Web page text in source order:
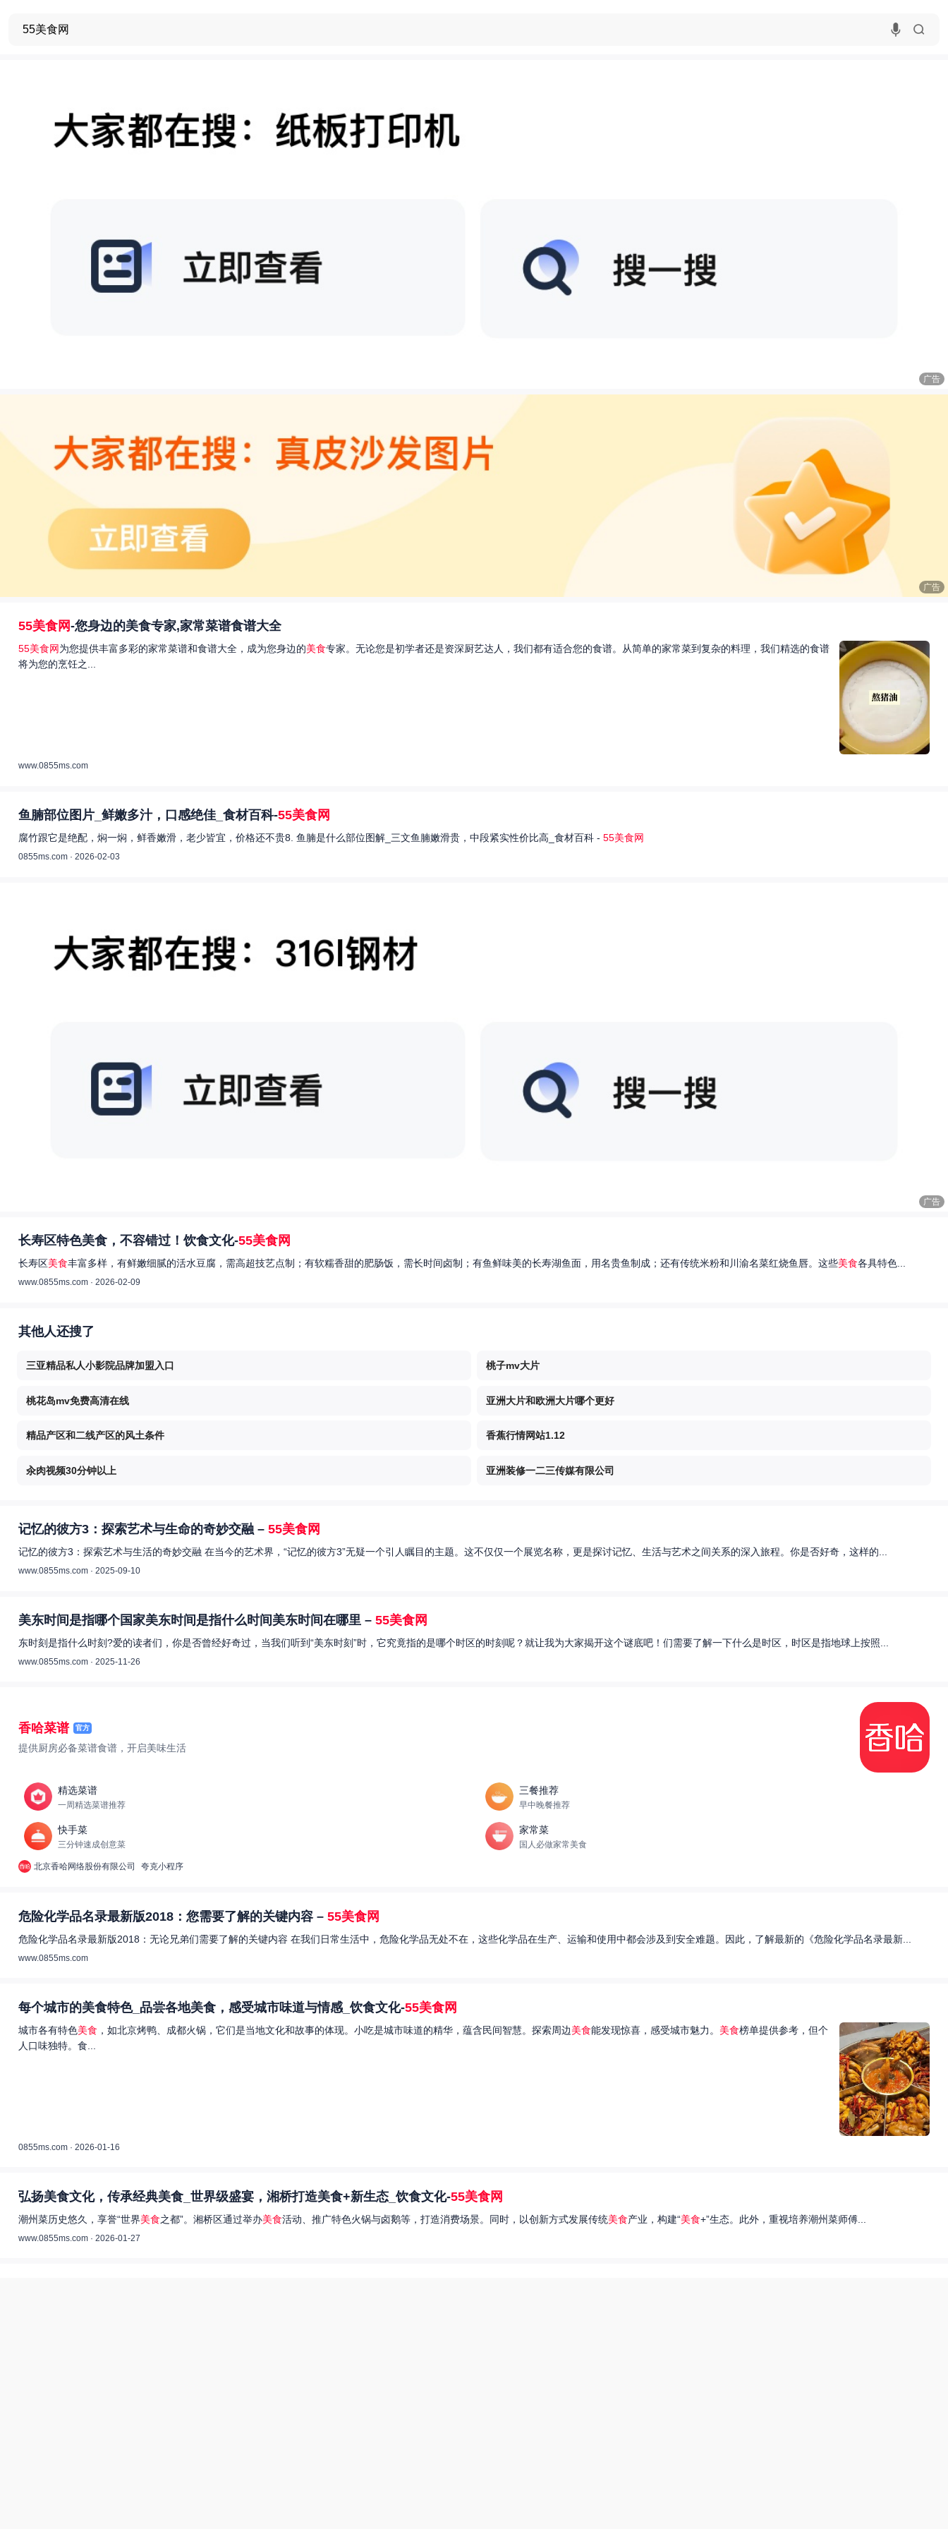
广告
广告
55美食网-您身边的美食专家,家常菜谱食谱大全
55美食网为您提供丰富多彩的家常菜谱和食谱大全，成为您身边的美食专家。无论您是初学者还是资深厨艺达人，我们都有适合您的食谱。从简单的家常菜到复杂的料理，我们精选的食谱
将为您的烹饪之...
www.0855ms.com
鱼腩部位图片_鲜嫩多汁，口感绝佳_食材百科-55美食网
腐竹跟它是绝配，焖一焖，鲜香嫩滑，老少皆宜，价格还不贵8. 鱼腩是什么部位图解_三文鱼腩嫩滑贵，中段紧实性价比高_食材百科 - 55美食网
0855ms.com · 2026-02-03
广告
长寿区特色美食，不容错过！饮食文化-55美食网
长寿区美食丰富多样，有鲜嫩细腻的活水豆腐，需高超技艺点制；有软糯香甜的肥肠饭，需长时间卤制；有鱼鲜味美的长寿湖鱼面，用名贵鱼制成；还有传统米粉和川渝名菜红烧鱼唇。这些美食各具特色...
www.0855ms.com · 2026-02-09
其他人还搜了
三亚精品私人小影院品牌加盟入口 桃子mv大片
桃花岛mv免费高清在线 亚洲大片和欧洲大片哪个更好
精品产区和二线产区的风土条件 香蕉行情网站1.12
汆肉视频30分钟以上 亚洲装修一二三传媒有限公司
记忆的彼方3：探索艺术与生命的奇妙交融 – 55美食网
记忆的彼方3：探索艺术与生活的奇妙交融 在当今的艺术界，“记忆的彼方3”无疑一个引人瞩目的主题。这不仅仅一个展览名称，更是探讨记忆、生活与艺术之间关系的深入旅程。你是否好奇，这样的...
www.0855ms.com · 2025-09-10
美东时间是指哪个国家美东时间是指什么时间美东时间在哪里 – 55美食网
东时刻是指什么时刻?爱的读者们，你是否曾经好奇过，当我们听到“美东时刻”时，它究竟指的是哪个时区的时刻呢？就让我为大家揭开这个谜底吧！们需要了解一下什么是时区，时区是指地球上按照...
www.0855ms.com · 2025-11-26
香哈菜谱 官方
提供厨房必备菜谱食谱，开启美味生活
精选菜谱
一周精选菜谱推荐
三餐推荐
早中晚餐推荐
快手菜
三分钟速成创意菜
家常菜
国人必做家常美食
北京香哈网络股份有限公司 夸克小程序
危险化学品名录最新版2018：您需要了解的关键内容 – 55美食网
危险化学品名录最新版2018：无论兄弟们需要了解的关键内容 在我们日常生活中，危险化学品无处不在，这些化学品在生产、运输和使用中都会涉及到安全难题。因此，了解最新的《危险化学品名录最新...
www.0855ms.com
每个城市的美食特色_品尝各地美食，感受城市味道与情感_饮食文化-55美食网
城市各有特色美食 ，如北京烤鸭、成都火锅，它们是当地文化和故事的体现。小吃是城市味道的精华，蕴含民间智慧。探索周边美食能发现惊喜，感受城市魅力。 美食榜单提供参考，但个
人口味独特。食...
0855ms.com · 2026-01-16
弘扬美食文化，传承经典美食_世界级盛宴，湘桥打造美食+新生态_饮食文化-55美食网
潮州菜历史悠久，享誉“世界美食之都”。湘桥区通过举办美食活动、推广特色火锅与卤鹅等，打造消费场景。同时，以创新方式发展传统美食产业，构建“美食+”生态。此外，重视培养潮州菜师傅...
www.0855ms.com · 2026-01-27